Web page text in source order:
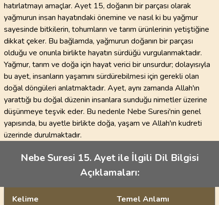
hatırlatmayı amaçlar. Ayet 15, doğanın bir parçası olarak
yağmurun insan hayatındaki önemine ve nasıl ki bu yağmur
sayesinde bitkilerin, tohumların ve tarım ürünlerinin yetiştiğine
dikkat çeker. Bu bağlamda, yağmurun doğanın bir parçası
olduğu ve onunla birlikte hayatın sürdüğü vurgulanmaktadır.
Yağmur, tarım ve doğa için hayat verici bir unsurdur; dolayısıyla
bu ayet, insanların yaşamını sürdürebilmesi için gerekli olan
doğal döngüleri anlatmaktadır. Ayet, aynı zamanda Allah'ın
yarattığı bu doğal düzenin insanlara sunduğu nimetler üzerine
düşünmeye teşvik eder. Bu nedenle Nebe Suresi'nin genel
yapısında, bu ayetle birlikte doğa, yaşam ve Allah'ın kudreti
üzerinde durulmaktadır.
Nebe Suresi 15. Ayet ile İlgili Dil Bilgisi
Açıklamaları:
Kelime Temel Anlamı